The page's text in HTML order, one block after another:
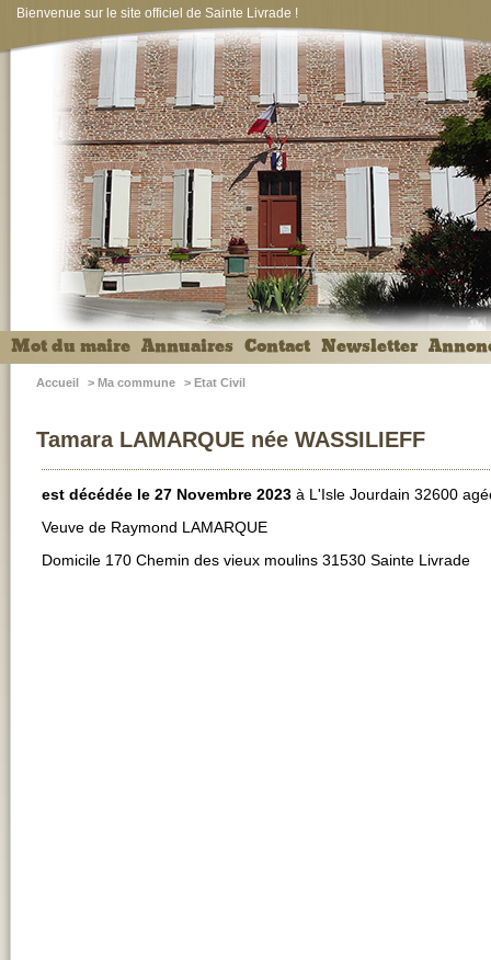
Bienvenue sur le site officiel de Sainte Livrade !
Mot du maire Annuaires Contact Newsletter
Accueil > Ma commune > Etat Civil
Tamara LAMARQUE née WASSILIEFF
est décédée le 27 Novembre 2023 à L'Isle Jourdain 32600
Veuve de Raymond LAMARQUE
Domicile 170 Chemin des vieux moulins 31530 Sainte Livrade